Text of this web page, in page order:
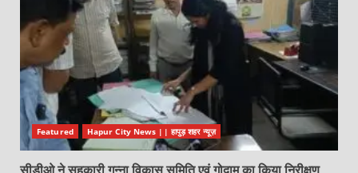
Featured Hapur City News || हापुड़ शहर न्यूज़